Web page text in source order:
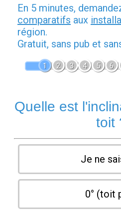
En 5 minutes,
comparatifs aux
région.
Gratuit, sans pub et
1 2 3 4 5 6
Quelle est
toit
Je ne
0° (toit